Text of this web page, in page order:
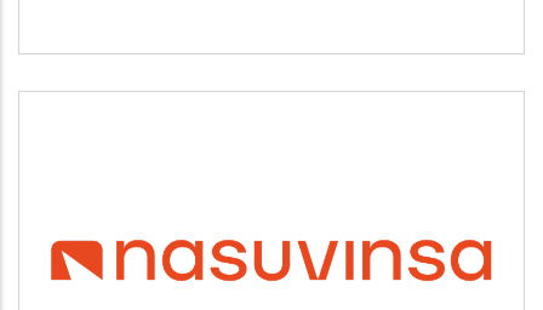
NASUVINSA
Vivienda y urbanismo